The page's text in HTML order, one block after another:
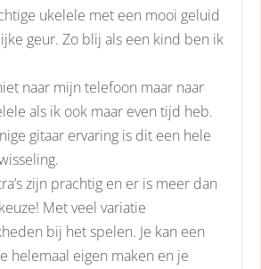
5uit 5
ukelele met een mooi geluid
geur. Zo blij als een kind ben ik
naar mijn telefoon maar naar
als ik ook maar even tijd heb.
gitaar ervaring is dit een hele
zijn prachtig en er is meer dan
Met veel variatie
bij het spelen. Je kan een
helemaal eigen maken en je